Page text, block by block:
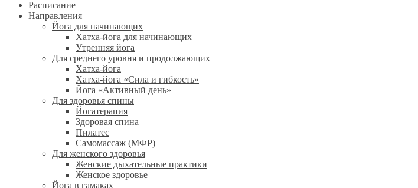
Расписание
Направления
Йога для начинающих
Хатха-йога для начинающих
Утренняя йога
Для среднего уровня и продолжающих
Хатха-йога
Хатха-йога «Сила и гибкость»
Йога «Активный день»
Для здоровья спины
Йогатерапия
Здоровая спина
Пилатес
Самомассаж (МФР)
Для женского здоровья
Женские дыхательные практики
Женское здоровье
Йога в гамаках